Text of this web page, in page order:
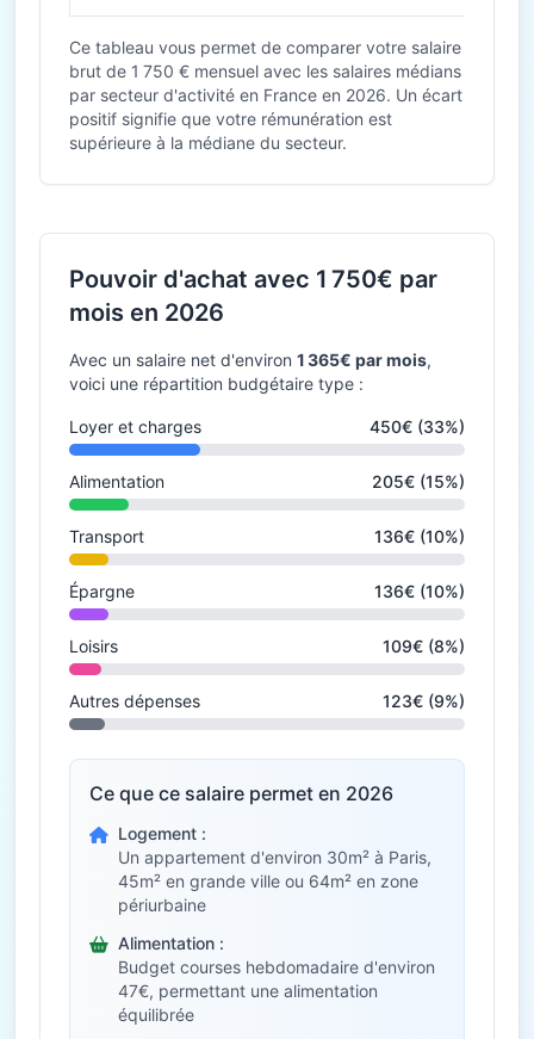
Ce tableau vous permet de comparer votre salaire
brut de 1 750 € mensuel avec les salaires médians
par secteur d'activité en France en 2026. Un écart
positif signifie que votre rémunération est
supérieure à la médiane du secteur.
Pouvoir d'achat avec 1 750€ par
mois en 2026
Avec un salaire net d'environ 1 365€ par mois,
voici une répartition budgétaire type :
Loyer et charges 450€ (33%)
Alimentation 205€ (15%)
Transport 136€ (10%)
Épargne 136€ (10%)
Loisirs 109€ (8%)
Autres dépenses 123€ (9%)
Ce que ce salaire permet en 2026
Logement :
Un appartement d'environ 30m² à Paris,
45m² en grande ville ou 64m² en zone
périurbaine
Alimentation :
Budget courses hebdomadaire d'environ
47€, permettant une alimentation
équilibrée